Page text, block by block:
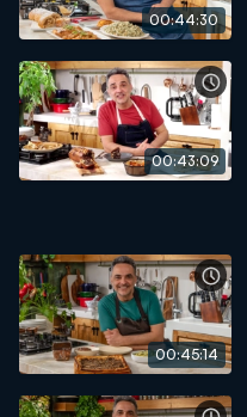
00:44:30
00:43:09
00:45:14